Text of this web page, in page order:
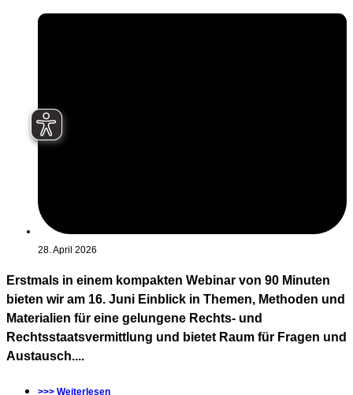
28. April 2026
Erstmals in einem kompakten Webinar von 90 Minuten
bieten wir am 16. Juni Einblick in Themen, Methoden und
Materialien für eine gelungene Rechts- und
Rechtsstaatsvermittlung und bietet Raum für Fragen und
Austausch....
>>> Weiterlesen